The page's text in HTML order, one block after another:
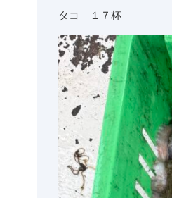
タコ １７杯